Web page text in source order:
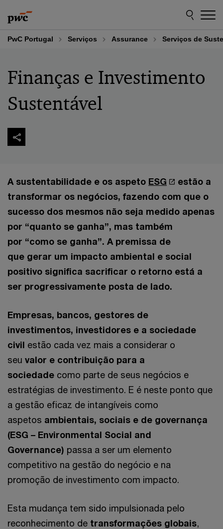
to
content
to
footer
PwC Portugal Serviços Assurance Serviços de
Finanças e Investimento
Sustentável
A sustentabilidade e os aspeto ESG
estão a
transformar os negócios, fazendo com que o
sucesso dos mesmos não seja medido apenas
por “quanto se ganha”, mas também
por “como se ganha”. A premissa de
que gerar um impacto ambiental e social
positivo significa sacrificar o retorno está a
ser progressivamente posta de lado.
Empresas, bancos, gestores de
investimentos, investidores e a sociedade
civil estão cada vez mais a considerar o
seu valor e contribuição para a
sociedade como parte de seus negócios e
estratégias de investimento. E é neste ponto que
a gestão eficaz de intangíveis como
aspetos ambientais, sociais e de governança
(ESG – Environmental Social and
Governance) passa a ser um elemento
competitivo na gestão do negócio e na
promoção de investimento com impacto.
Esta mudança tem sido impulsionada pelo
reconhecimento de transformações globais,